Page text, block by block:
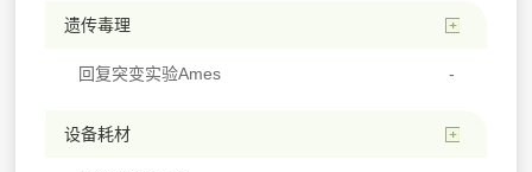
遗传毒理
回复突变实验Ames
设备耗材